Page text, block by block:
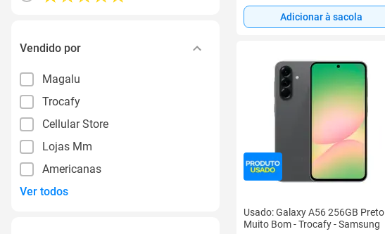
Vendido por
Magalu
Trocafy
Cellular Store
Lojas Mm
Americanas
Ver todos
Adicionar à sacola
Usado: Galaxy A56 256GB Preto
Muito Bom - Trocafy - Samsung